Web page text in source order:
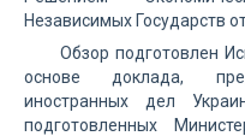
Независимых Государств
Обзор подготовлен
основе доклада,
иностранных дел
подготовленных